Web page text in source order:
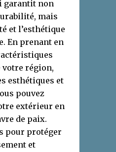
garantit non
mais
et l’esthétique
En prenant en
votre région,
esthétiques et
pouvez
extérieur en
de paix.
pour protéger
et